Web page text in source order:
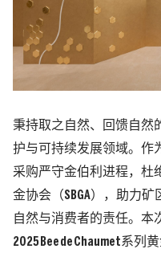
秉持取之自然、回馈自然
护与可持续发展领域。作
采购严守金伯利进程，杜
金协会（SBGA），助力
自然与消费者的责任。本
2025 Bee de Chaumet系